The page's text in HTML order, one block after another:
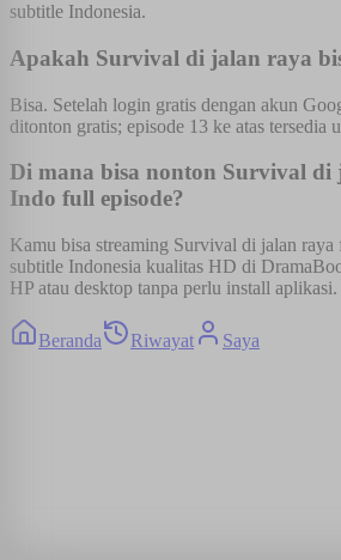
subtitle Indonesia.
Apakah Survival di jalan raya
Bisa. Setelah login gratis dengan akun
ditonton gratis; episode 13 ke atas tersedia
Di mana bisa nonton Survival di
Indo full episode?
Kamu bisa streaming Survival di jalan raya
subtitle Indonesia kualitas HD di
HP atau desktop tanpa perlu install aplikasi.
Beranda Riwayat Saya